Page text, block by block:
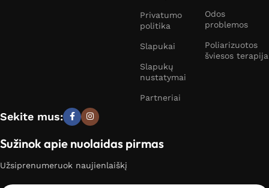
Privatumo
politika
Slapukai
Slapukų
nustatymai
Partneriai
Odos
problemos
Poliarizuotos
šviesos terapija
Sekite mus:
Sužinok apie nuolaidas pirmas
Užsiprenumeruok naujienlaiškį